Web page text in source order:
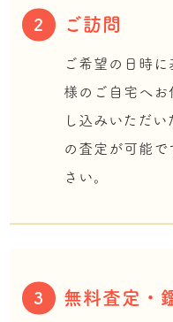
2 ご訪問
ご希望の日時
様のご自宅へお
し込みいただ
の査定が可能で
さい。
3 無料査定・